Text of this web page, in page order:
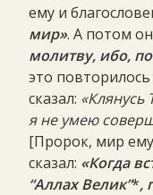
ему и
мир». А потом он
молитву, ибо,
это
сказал: «Клянусь
я не умею
[Пророк, мир ему
сказал: «Когда
“Аллах Велик”*,